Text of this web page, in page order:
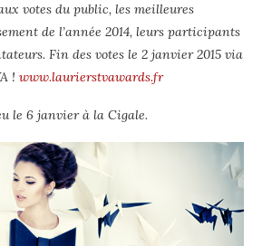
votes du public, les meilleures
de l’année 2014, leurs participants
Fin des votes le 2 janvier 2015 via
! www.laurierstvawards.fr
le 6 janvier à la Cigale.